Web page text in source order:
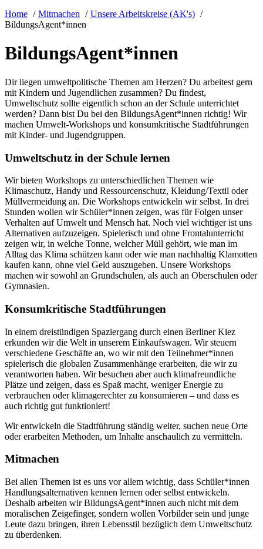
Home
Mitmachen
Unsere Arbeitskreise (AK's)
BildungsAgent*innen
BildungsAgent*innen
Dir liegen umweltpolitische Themen am Herzen? Du arbeitest gern
mit Kindern und Jugendlichen zusammen? Du findest,
Umweltschutz sollte eigentlich schon an der Schule unterrichtet
werden? Dann bist Du bei den BildungsAgent*innen richtig! Wir
machen Umwelt-Workshops und konsumkritische Stadtführungen
mit Kinder- und Jugendgruppen.
Umweltschutz in der Schule lernen
Wir bieten Workshops zu unterschiedlichen Themen wie
Klimaschutz, Handy und Ressourcenschutz, Kleidung/Textil oder
Müllvermeidung an. Die Workshops entwickeln wir selbst. In drei
Stunden wollen wir Schüler*innen zeigen, was für Folgen unser
Verhalten auf Umwelt und Mensch hat. Noch viel wichtiger ist uns
Alternativen aufzuzeigen. Spielerisch und ohne Frontalunterricht
zeigen wir, in welche Tonne, welcher Müll gehört, wie man im
Alltag das Klima schützen kann oder wie man nachhaltig Klamotten
kaufen kann, ohne viel Geld auszugeben. Unsere Workshops
machen wir sowohl an Grundschulen, als auch an Oberschulen oder
Gymnasien.
Konsumkritische Stadtführungen
In einem dreistündigen Spaziergang durch einen Berliner Kiez
erkunden wir die Welt in unserem Einkaufswagen. Wir steuern
verschiedene Geschäfte an, wo wir mit den Teilnehmer*innen
spielerisch die globalen Zusammenhänge erarbeiten, die wir zu
verantworten haben. Wir besuchen aber auch klimafreundliche
Plätze und zeigen, dass es Spaß macht, weniger Energie zu
verbrauchen oder klimagerechter zu konsumieren – und dass es
auch richtig gut funktioniert!
Wir entwickeln die Stadtführung ständig weiter, suchen neue Orte
oder erarbeiten Methoden, um Inhalte anschaulich zu vermitteln.
Mitmachen
Bei allen Themen ist es uns vor allem wichtig, dass Schüler*innen
Handlungsalternativen kennen lernen oder selbst entwickeln.
Deshalb arbeiten wir BildungsAgent*innen auch nicht mit dem
moralischen Zeigefinger, sondern wollen Vorbilder sein und junge
Leute dazu bringen, ihren Lebensstil bezüglich dem Umweltschutz
zu überdenken.